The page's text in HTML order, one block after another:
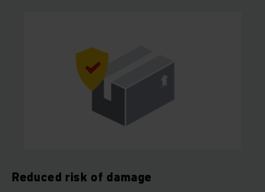
Reduced risk of damage